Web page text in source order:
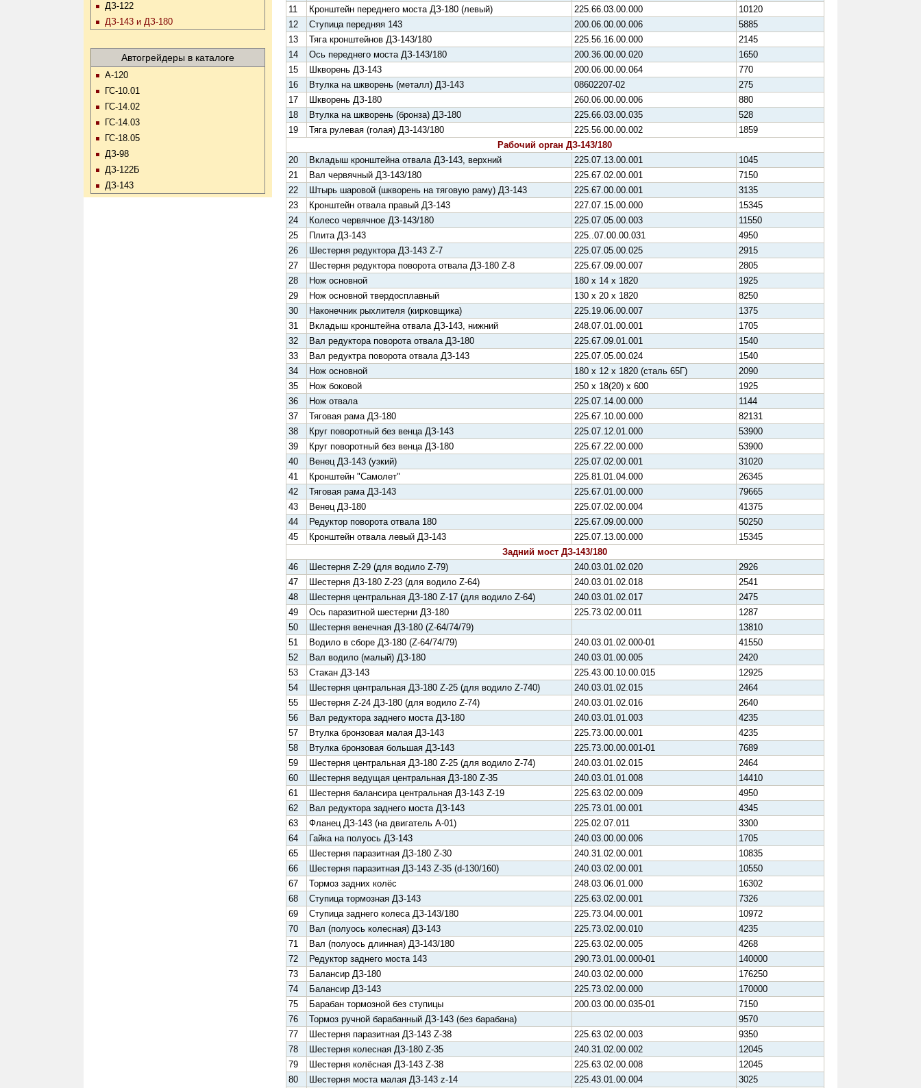
11
Кронштейн переднего моста ДЗ-180 (левый) 225.66.03.00.000
10120
12
Ступица передняя 143 200.06.00.00.006
5885
13
Тяга кронштейнов ДЗ-143/180 225.56.16.00.000
2145
14
Ось переднего моста ДЗ-143/180 200.36.00.00.020
1650
15
Шкворень ДЗ-143 200.06.00.00.064
770
16
Втулка на шкворень (металл) ДЗ-143 08602207-02
275
17
Шкворень ДЗ-180 260.06.00.00.006
880
18
Втулка на шкворень (бронза) ДЗ-180 225.66.03.00.035
528
19
Тяга рулевая (голая) ДЗ-143/180 225.56.00.00.002
1859
Рабочий орган ДЗ-143/180
20
Вкладыш кронштейна отвала ДЗ-143, верхний 225.07.13.00.001
1045
21
Вал червячный ДЗ-143/180 225.67.02.00.001
7150
22
Штырь шаровой (шкворень на тяговую раму) ДЗ-143 225.67.00.00.001
3135
23
Кронштейн отвала правый ДЗ-143 227.07.15.00.000
15345
24
Колесо червячное ДЗ-143/180 225.07.05.00.003
11550
25
Плита ДЗ-143 225..07.00.00.031
4950
26
Шестерня редуктора ДЗ-143 Z-7 225.07.05.00.025
2915
27
Шестерня редуктора поворота отвала ДЗ-180 Z-8 225.67.09.00.007
2805
28
Нож основной 180 х 14 х 1820
1925
29
Нож основной твердосплавный 130 х 20 х 1820
8250
30
Наконечник рыхлителя (кирковщика) 225.19.06.00.007
1375
31
Вкладыш кронштейна отвала ДЗ-143, нижний 248.07.01.00.001
1705
32
Вал редуктора поворота отвала ДЗ-180 225.67.09.01.001
1540
33
Вал редуктра поворота отвала ДЗ-143 225.07.05.00.024
1540
34
Нож основной 180 х 12 х 1820 (сталь 65Г)
2090
35
Нож боковой 250 х 18(20) х 600
1925
36
Нож отвала 225.07.14.00.000
1144
37
Тяговая рама ДЗ-180 225.67.10.00.000
82131
38
Круг поворотный без венца ДЗ-143 225.07.12.01.000
53900
39
Круг поворотный без венца ДЗ-180 225.67.22.00.000
53900
40
Венец ДЗ-143 (узкий) 225.07.02.00.001
31020
41
Кронштейн "Самолет" 225.81.01.04.000
26345
42
Тяговая рама ДЗ-143 225.67.01.00.000
79665
43
Венец ДЗ-180 225.07.02.00.004
41375
44
Редуктор поворота отвала 180 225.67.09.00.000
50250
45
Кронштейн отвала левый ДЗ-143 225.07.13.00.000
15345
Задний мост ДЗ-143/180
46
Шестерня Z-29 (для водило Z-79) 240.03.01.02.020
2926
47
Шестерня ДЗ-180 Z-23 (для водило Z-64) 240.03.01.02.018
2541
48
Шестерня центральная ДЗ-180 Z-17 (для водило Z-64) 240.03.01.02.017
2475
49
Ось паразитной шестерни ДЗ-180 225.73.02.00.011
1287
50
Шестерня венечная ДЗ-180 (Z-64/74/79)
13810
51
Водило в сборе ДЗ-180 (Z-64/74/79) 240.03.01.02.000-01
41550
52
Вал водило (малый) ДЗ-180 240.03.01.00.005
2420
53
Стакан ДЗ-143 225.43.00.10.00.015
12925
54
Шестерня центральная ДЗ-180 Z-25 (для водило Z-740) 240.03.01.02.015
2464
55
Шестерня Z-24 ДЗ-180 (для водило Z-74) 240.03.01.02.016
2640
56
Вал редуктора заднего моста ДЗ-180 240.03.01.01.003
4235
57
Втулка бронзовая малая ДЗ-143 225.73.00.00.001
4235
58
Втулка бронзовая большая ДЗ-143 225.73.00.00.001-01
7689
59
Шестерня центральная ДЗ-180 Z-25 (для водило Z-74) 240.03.01.02.015
2464
60
Шестерня ведущая центральная ДЗ-180 Z-35 240.03.01.01.008
14410
61
Шестерня балансира центральная ДЗ-143 Z-19 225.63.02.00.009
4950
62
Вал редуктора заднего моста ДЗ-143 225.73.01.00.001
4345
63
Фланец ДЗ-143 (на двигатель А-01) 225.02.07.011
3300
64
Гайка на полуось ДЗ-143 240.03.00.00.006
1705
65
Шестерня паразитная ДЗ-180 Z-30 240.31.02.00.001
10835
66
Шестерня паразитная ДЗ-143 Z-35 (d-130/160) 240.03.02.00.001
10550
67
Тормоз задних колёс 248.03.06.01.000
16302
68
Ступица тормозная ДЗ-143 225.63.02.00.001
7326
69
Ступица заднего колеса ДЗ-143/180 225.73.04.00.001
10972
70
Вал (полуось колесная) ДЗ-143 225.73.02.00.010
4235
71
Вал (полуось длинная) ДЗ-143/180 225.63.02.00.005
4268
72
Редуктор заднего моста 143 290.73.01.00.000-01
140000
73
Балансир ДЗ-180 240.03.02.00.000
176250
74
Балансир ДЗ-143 225.73.02.00.000
170000
75
Барабан тормозной без ступицы 200.03.00.00.035-01
7150
76
Тормоз ручной барабанный ДЗ-143 (без барабана)
9570
77
Шестерня паразитная ДЗ-143 Z-38 225.63.02.00.003
9350
78
Шестерня колесная ДЗ-180 Z-35 240.31.02.00.002
12045
79
Шестерня колёсная ДЗ-143 Z-38 225.63.02.00.008
12045
80
Шестерня моста малая ДЗ-143 z-14 225.43.01.00.004
3025
ДЗ-122
ДЗ-143 и ДЗ-180
Автогрейдеры в каталоге
А-120
ГС-10.01
ГС-14.02
ГС-14.03
ГС-18.05
ДЗ-98
ДЗ-122Б
ДЗ-143